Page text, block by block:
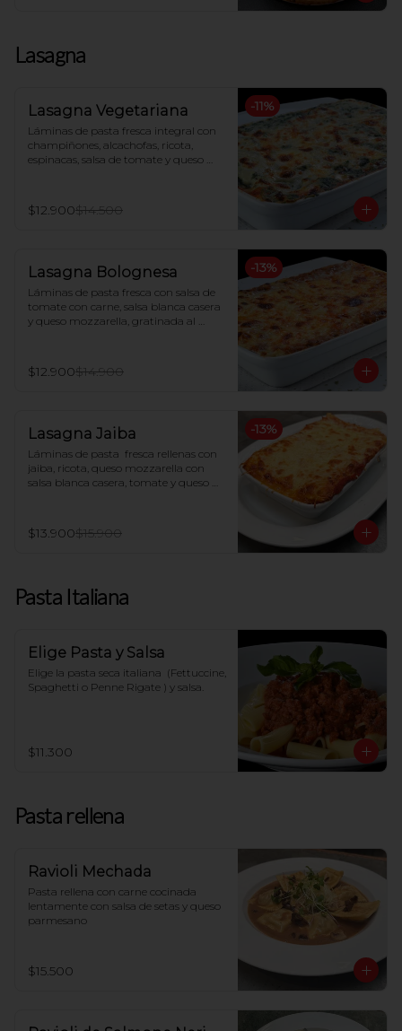
Lasagna
-11%
Lasagna Vegetariana
Láminas de pasta fresca integral con
champiñones, alcachofas, ricota,
espinacas, salsa de tomate y queso
$12.900$14.500
-13%
Lasagna Bolognesa
Láminas de pasta fresca con salsa de
tomate con carne, salsa blanca casera
y queso mozzarella, gratinada al
$12.900$14.900
-13%
Lasagna Jaiba
Láminas de pasta  fresca rellenas con
jaiba, ricota, queso mozzarella con
salsa blanca casera, tomate y queso
$13.900$15.900
Pasta Italiana
Elige Pasta y Salsa
Elige la pasta seca italiana  (Fettuccine,
Spaghetti o Penne Rigate ) y salsa.
$11.300
Pasta rellena
Ravioli Mechada
Pasta rellena con carne cocinada
lentamente con salsa de setas y queso
parmesano
$15.500